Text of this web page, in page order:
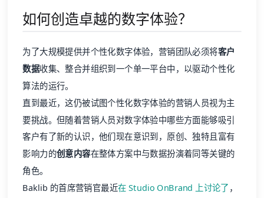
如何创造卓越的数字体验？
为了大规模提供并个性化数字体验，营销团队必须将客户
数据收集、整合并组织到一个单一平台中，以驱动个性化
算法的运行。
直到最近，这仍被试图个性化数字体验的营销人员视为主
要挑战。但随着营销人员对数字体验中哪些方面能够吸引
客户有了新的认识，他们现在意识到，原创、独特且富有
影响力的创意内容在整体方案中与数据扮演着同等关键的
角色。
Baklib 的首席营销官最近在 Studio OnBrand 上讨论了 ，